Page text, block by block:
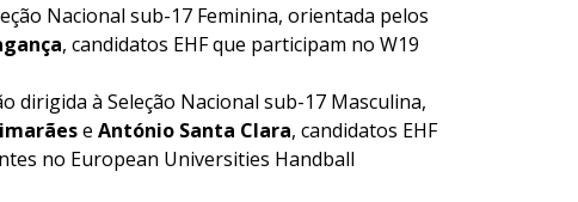
Nacional sub-17 Feminina, orientada pelos
, candidatos EHF que participam no W19
dirigida à Seleção Nacional sub-17 Masculina,
eAntónio Santa Clara, candidatos EHF
no European Universities Handball